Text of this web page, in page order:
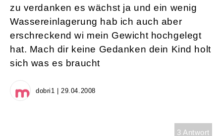
zu verdanken es wächst ja und ein wenig
Wassereinlagerung hab ich auch aber
erschreckend wi mein Gewicht hochgelegt
hat. Mach dir keine Gedanken dein Kind holt
sich was es braucht
dobri1 | 29.04.2008
3 Antwort